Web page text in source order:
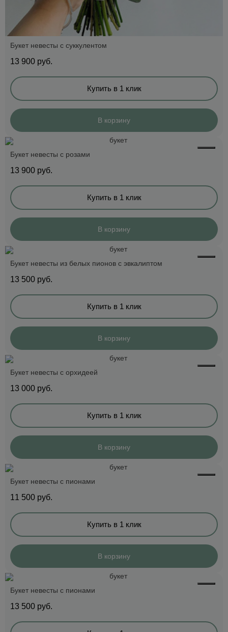
Букет невесты с суккулентом
13 900 руб.
Купить в 1 клик
В корзину
Букет невесты с розами
13 900 руб.
Купить в 1 клик
В корзину
Букет невесты из белых пионов с эвкалиптом
13 500 руб.
Купить в 1 клик
В корзину
Букет невесты с орхидеей
13 000 руб.
Купить в 1 клик
В корзину
Букет невесты с пионами
11 500 руб.
Купить в 1 клик
В корзину
Букет невесты с пионами
13 500 руб.